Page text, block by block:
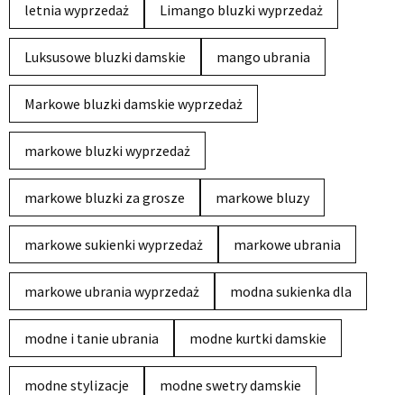
letnia wyprzedaż Limango bluzki wyprzedaż
Luksusowe bluzki damskie mango ubrania
Markowe bluzki damskie wyprzedaż
markowe bluzki wyprzedaż
markowe bluzki za grosze markowe bluzy
markowe sukienki wyprzedaż markowe ubrania
markowe ubrania wyprzedaż modna sukienka dla
modne i tanie ubrania modne kurtki damskie
modne stylizacje modne swetry damskie